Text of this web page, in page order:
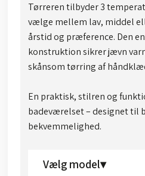
Tørreren tilbyder 3
vælge mellem lav, middel
årstid og præference. Den
konstruktion sikrer jævn
skånsom tørring af
En praktisk, stilren og
badeværelset – designet til
bekvemmelighed.​​
Vælg model▾